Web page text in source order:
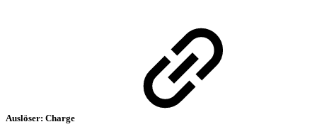
Auslöser: Charge